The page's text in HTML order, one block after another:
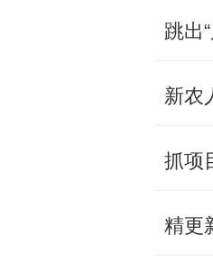
跳出
新农
抓项
精更